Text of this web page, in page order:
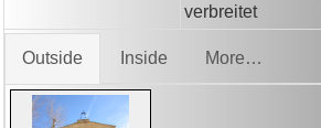
verbreitet
Outside Inside More…